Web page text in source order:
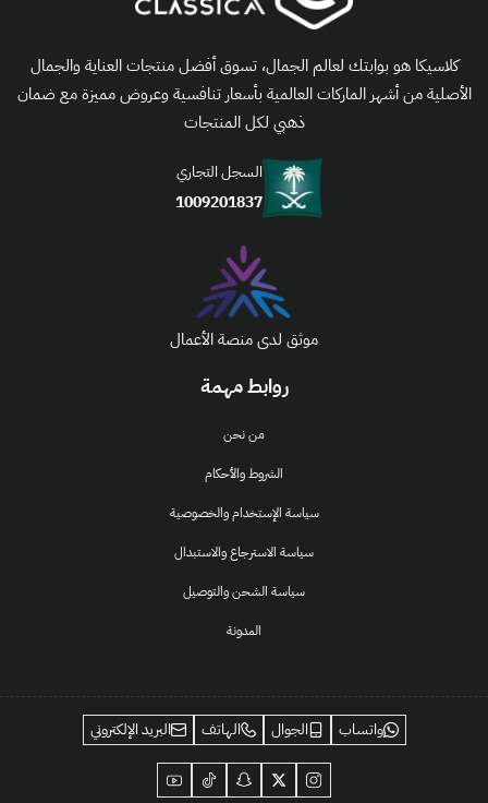
روابط مهمة
من نحن
الشروط والأحكام
سياسة الإستخدام والخصوصية
سياسة الاسترجاع والاستبدال
سياسة الشحن والتوصيل
المدونة
كلاسيكا هو بوابتك لعالم الجمال، تسوق أفضل منتجات العناية والجمال
الأصلية من أشهر الماركات العالمية بأسعار تنافسية وعروض مميزة مع ضمان
ذهبي لكل المنتجات
السجل التجاري
1009201837
موثق لدى منصة الأعمال
واتساب الجوال الهاتف البريد الإلكتروني